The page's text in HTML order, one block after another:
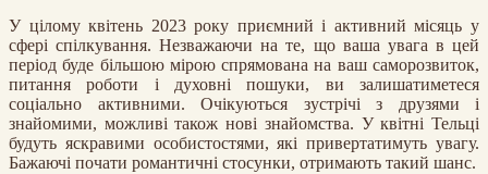
У цілому квітень 2023 року приємний і активний місяць у
сфері спілкування. Незважаючи на те, що ваша увага в цей
період буде більшою мірою спрямована на ваш саморозвиток,
питання роботи і духовні пошуки, ви залишатиметеся
соціально активними. Очікуються зустрічі з друзями і
знайомими, можливі також нові знайомства. У квітні Тельці
будуть яскравими особистостями, які привертатимуть увагу.
Бажаючі почати романтичні стосунки, отримають такий шанс.